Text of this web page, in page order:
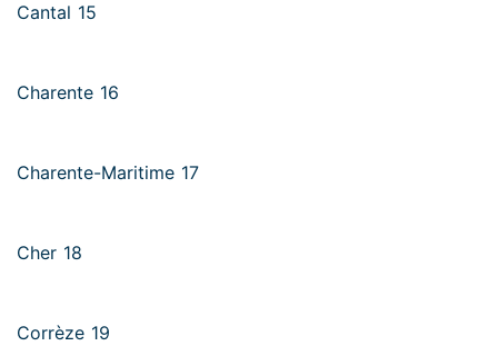
Cantal 15
Charente 16
Charente-Maritime 17
Cher 18
Corrèze 19